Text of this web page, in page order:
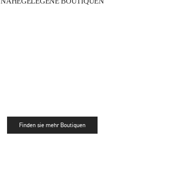
Finden sie mehr Boutiquen